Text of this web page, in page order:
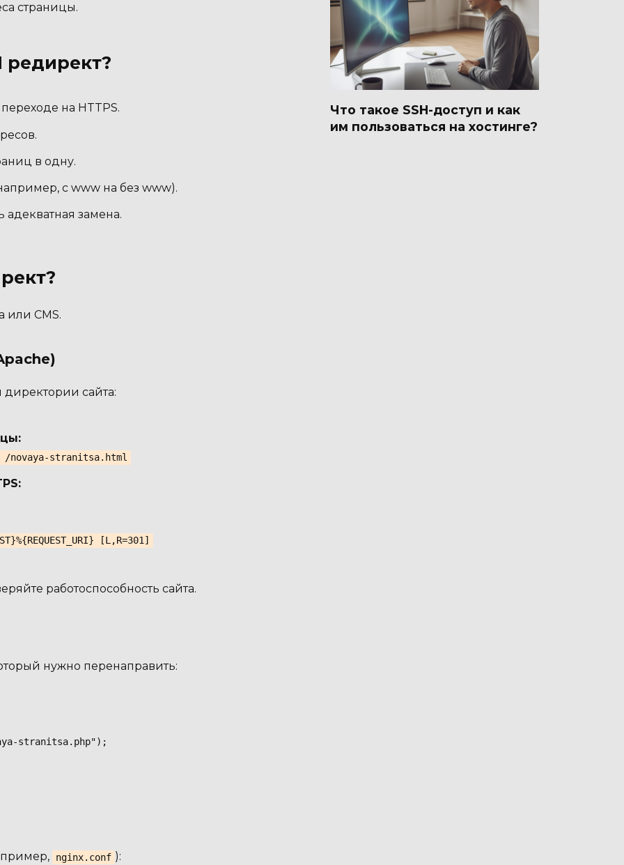
страницы.
редирект?
на HTTPS.
в одну.
с www на без www).
замена.
или CMS.
сайта:
novaya-stranitsa.html
[L,R=301]
работоспособность сайта.
нужно перенаправить:
stranitsa.php");
nginx.conf ):
Что такое SSH-доступ и как
им пользоваться на хостинге?